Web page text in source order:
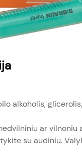
alkoholis,
ar
su audiniu.